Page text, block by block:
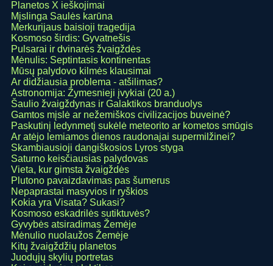
Planetos X ieškojimai
Mįslinga Saulės karūna
Merkurijaus baisioji tragedija
Kosmoso širdis: Gyvatnešis
Pulsarai ir dvinarės žvaigždės
Mėnulis: Septintasis kontinentas
Mūsų palydovo kilmės klausimai
Ar didžiausia problema - atšilimas?
Astronomija: Žymesnieji įvykiai (20 a.)
Šaulio žvaigždynas ir Galaktikos branduolys
Gamtos mįslė ar nežemiškos civilizacijos buveinė?
Paskutinį ledynmetį sukėlė meteorito ar kometos smūgis
Ar atėjo lemiamos dienos raudonajai supermilžinei?
Skambiausioji dangiškosios Lyros styga
Saturno keisčiausias palydovas
Vieta, kur gimsta žvaigždės
Plutono pavaizdavimas pas šumerus
Nepaprastai masyvios ir ryškios
Kokia yra Visata? Sukasi?
Kosmoso eskadrilės sutiktuvės?
Gyvybės atsiradimas Žemėje
Mėnulio nuolaužos Žemėje
Kitų žvaigždžių planetos
Juodųjų skylių portretas